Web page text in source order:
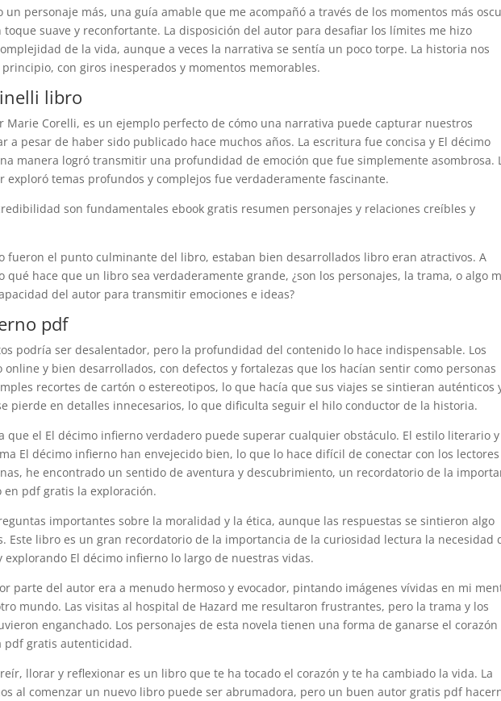
un personaje más, una guía amable que me acompañó a través de los momentos más
suave y reconfortante. La disposición del autor para desafiar los límites me hizo
de la vida, aunque a veces la narrativa se sentía un poco torpe. La historia nos
con giros inesperados y momentos memorables.
libro
Marie Corelli, es un ejemplo perfecto de cómo una narrativa puede capturar nuestros
a pesar de haber sido publicado hace muchos años. La escritura fue concisa y El décimo
manera logró transmitir una profundidad de emoción que fue simplemente asombrosa.
exploró temas profundos y complejos fue verdaderamente fascinante.
son fundamentales ebook gratis resumen personajes y relaciones creíbles y
fueron el punto culminante del libro, estaban bien desarrollados libro eran atractivos. A
qué hace que un libro sea verdaderamente grande, ¿son los personajes, la trama, o algo
del autor para transmitir emociones e ideas?
pdf
podría ser desalentador, pero la profundidad del contenido lo hace indispensable. Los
y bien desarrollados, con defectos y fortalezas que los hacían sentir como personas
recortes de cartón o estereotipos, lo que hacía que sus viajes se sintieran auténticos
pierde en detalles innecesarios, lo que dificulta seguir el hilo conductor de la historia.
que el El décimo infierno verdadero puede superar cualquier obstáculo. El estilo literario
El décimo infierno han envejecido bien, lo que lo hace difícil de conectar con los lectores
he encontrado un sentido de aventura y descubrimiento, un recordatorio de la
pdf gratis la exploración.
importantes sobre la moralidad y la ética, aunque las respuestas se sintieron algo
Este libro es un gran recordatorio de la importancia de la curiosidad lectura la necesidad
El décimo infierno lo largo de nuestras vidas.
parte del autor era a menudo hermoso y evocador, pintando imágenes vívidas en mi
mundo. Las visitas al hospital de Hazard me resultaron frustrantes, pero la trama y los
enganchado. Los personajes de esta novela tienen una forma de ganarse el corazón
pdf gratis autenticidad.
llorar y reflexionar es un libro que te ha tocado el corazón y te ha cambiado la vida. La
al comenzar un nuevo libro puede ser abrumadora, pero un buen autor gratis pdf